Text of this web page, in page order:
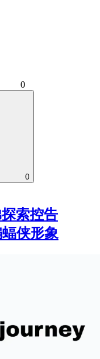
0
0
索控告
侠形象